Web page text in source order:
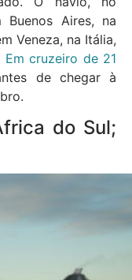
Aires, na
Veneza, na Itália,
Em cruzeiro de 21
de chegar à
do Sul;